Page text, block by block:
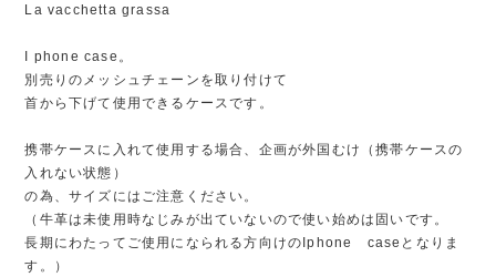
La vacchetta grassa
I phone case。
別売りのメッシュチェーンを取り付けて
首から下げて使用できるケースです。
携帯ケースに入れて使用する場合、企画が外国むけ（携帯ケースの
入れない状態）
の為、サイズにはご注意ください。
（牛革は未使用時なじみが出ていないので使い始めは固いです。
長期にわたってご使用になられる方向けのIphone caseとなりま
す。）